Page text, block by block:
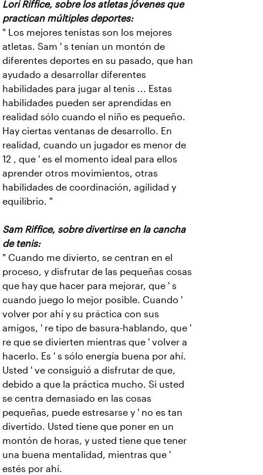
Lori Riffice, sobre los atletas jóvenes que
practican múltiples deportes:
" Los mejores tenistas son los mejores
atletas. Sam ' s tenían un montón de
diferentes deportes en su pasado, que han
ayudado a desarrollar diferentes
habilidades para jugar al tenis ... Estas
habilidades pueden ser aprendidas en
realidad sólo cuando el niño es pequeño.
Hay ciertas ventanas de desarrollo. En
realidad, cuando un jugador es menor de
12 , que ' es el momento ideal para ellos
aprender otros movimientos, otras
habilidades de coordinación, agilidad y
equilibrio. "
Sam Riffice, sobre divertirse en la cancha
de tenis:
" Cuando me divierto, se centran en el
proceso, y disfrutar de las pequeñas cosas
que hay que hacer para mejorar, que ' s
cuando juego lo mejor posible. Cuando '
volver por ahí y su práctica con sus
amigos, ' re tipo de basura-hablando, que '
re que se divierten mientras que ' volver a
hacerlo. Es ' s sólo energía buena por ahí.
Usted ' ve consiguió a disfrutar de que,
debido a que la práctica mucho. Si usted
se centra demasiado en las cosas
pequeñas, puede estresarse y ' no es tan
divertido. Usted tiene que poner en un
montón de horas, y usted tiene que tener
una buena mentalidad, mientras que '
estés por ahí.